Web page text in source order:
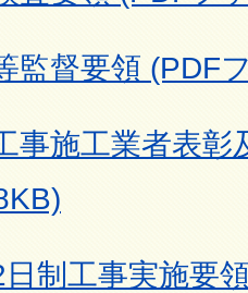
監督要領 (PDF
事施工業者表彰
制工事実施要